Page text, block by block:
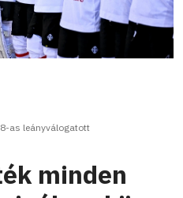
as leányválogatott
minden